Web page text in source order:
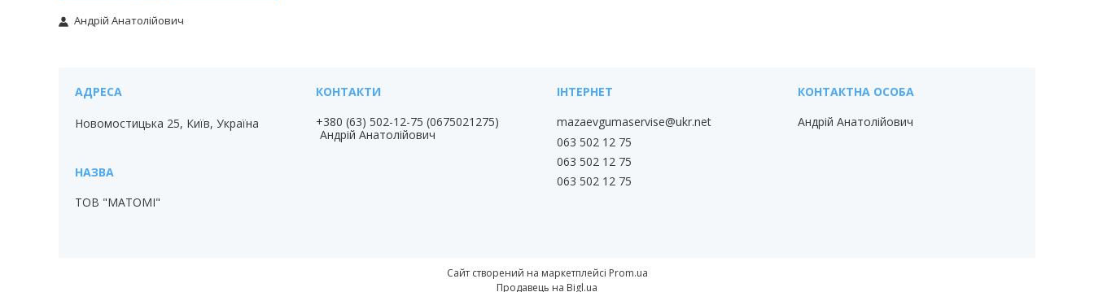
Андрій Анатолійович
Новомостицька 25, Київ, Україна
ТОВ "МАТОМІ"
+380 (63) 502-12-75 0675021275
Андрій Анатолійович
mazaevgumaservise@ukr.net
063 502 12 75
063 502 12 75
063 502 12 75
Андрій Анатолійович
Сайт створений на маркетплейсі Prom.ua
Продавець на Bigl.ua